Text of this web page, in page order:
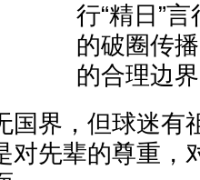
行“精日”
的破圈传
的合理边
国界，但球迷有
对先辈的尊重，